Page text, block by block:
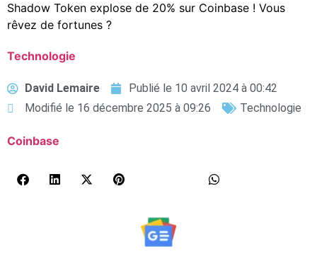
Shadow Token explose de 20% sur Coinbase ! Vous
rêvez de fortunes ?
Technologie
David Lemaire Publié le 10 avril 2024 à 00:42
Modifié le 16 décembre 2025 à 09:26
Technologie
Coinbase